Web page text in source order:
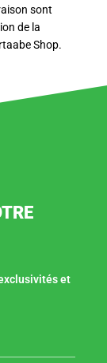
sont
de la
Shop.
et